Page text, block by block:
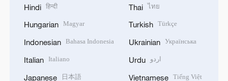
Hindi हिन्दी
Hungarian Magyar
Indonesian Bahasa Indonesia
Italian Italiano
Japanese 日本語
Thai ไทย
Turkish Türkçe
Ukrainian Українська
Urdu اردو
Vietnamese Tiếng Việt